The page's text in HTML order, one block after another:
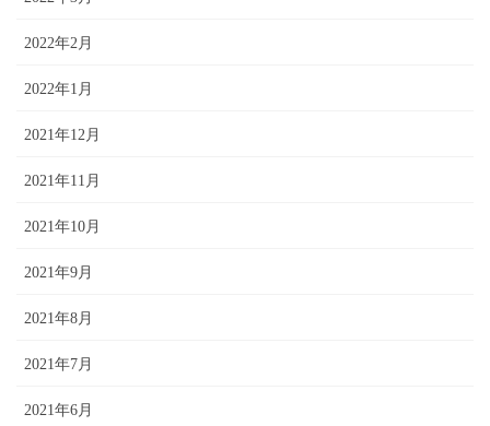
2022年2月
2022年1月
2021年12月
2021年11月
2021年10月
2021年9月
2021年8月
2021年7月
2021年6月